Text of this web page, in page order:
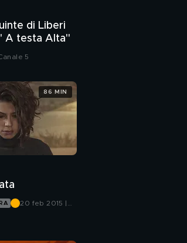
di Liberi
A testa Alta"
5
20 feb 2015 |
86 MIN